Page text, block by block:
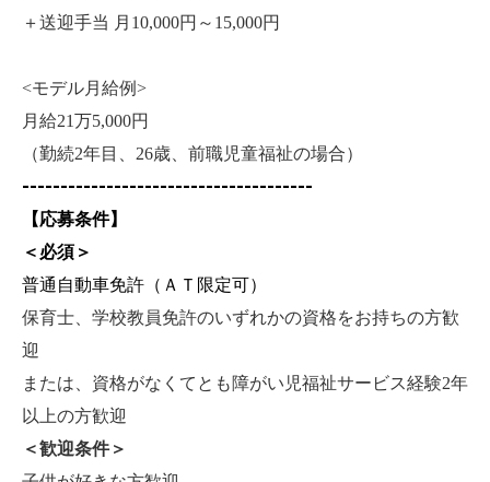
＋送迎手当 月10,000円～15,000円
<モデル月給例>
月給21万5,000円
（勤続2年目、26歳、前職児童福祉の場合）
--------------------------------------
【応募条件】
＜必須＞
普通自動車免許（ＡＴ限定可）
保育士、学校教員免許のいずれかの資格をお持ちの方歓
迎
または、資格がなくてとも障がい児福祉サービス経験2年
以上の方歓迎
＜歓迎条件＞